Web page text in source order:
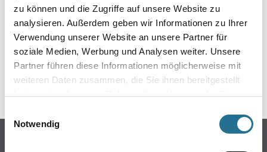
zu können und die Zugriffe auf unsere Website zu
analysieren. Außerdem geben wir Informationen zu Ihrer
Verwendung unserer Website an unsere Partner für
soziale Medien, Werbung und Analysen weiter. Unsere
Partner führen diese Informationen möglicherweise mit
weiteren Daten zusammen, die Sie ihnen bereitgestellt
haben oder die sie im Rahmen Ihrer Nutzung der Dienste
Notwendig
Keine Sorge, wir pinseln schon an der Lösung und
werden das Problem so schnell wie möglich beheben.
Erkunden Sie in der Zwischenzeit unseren Online-Shop
und lassen Sie sich inspirieren.
ZURÜCK ZUM ONLINE-SHOP